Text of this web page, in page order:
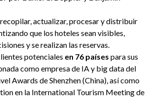
actualizar, procesar y distribuir
que los hoteles sean visibles,
y se realizan las reservas.
potenciales en 76 países para sus
como empresa de IA y big data del
Awards de Shenzhen (China), así como
en la International Tourism Meeting de